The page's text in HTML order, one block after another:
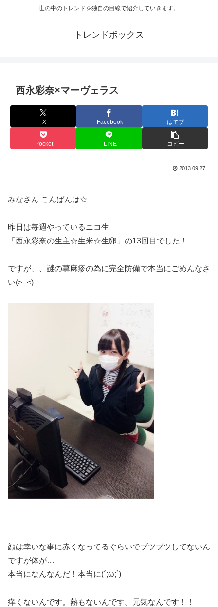
世の中のトレンドを独自の目線で紹介していきます。
トレンドボックス
西永彩奈×マーヴェラス
X Facebook はてブ
Pocket LINE コピー
2013.09.27
みなさん こんばんは☆
昨日は毎週やっているニコ生
「西永彩奈の生主☆生米☆生卵」の13回目でした！
ですが、、謎の蕁麻疹の為に完全防備で本当にごめんなさ
い(>_<)
顔は幸いな事に赤くなってるぐらいでブツブツしてないん
ですが体が…
本当になんなんだ！本当に(´;ω;`)
痒くないんです。熱もないんです。元気なんです！！